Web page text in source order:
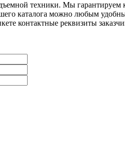
техники. Мы гарантируем
каталога можно любым
контактные реквизиты